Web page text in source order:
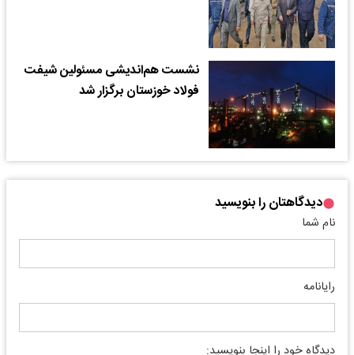
نشست هم‌اندیشی مسئولین شیفت
فولاد خوزستان برگزار شد
دیدگاهتان را بنویسید
نام شما
رایانامه
دیدگاه خود را اینجا بنویسید: